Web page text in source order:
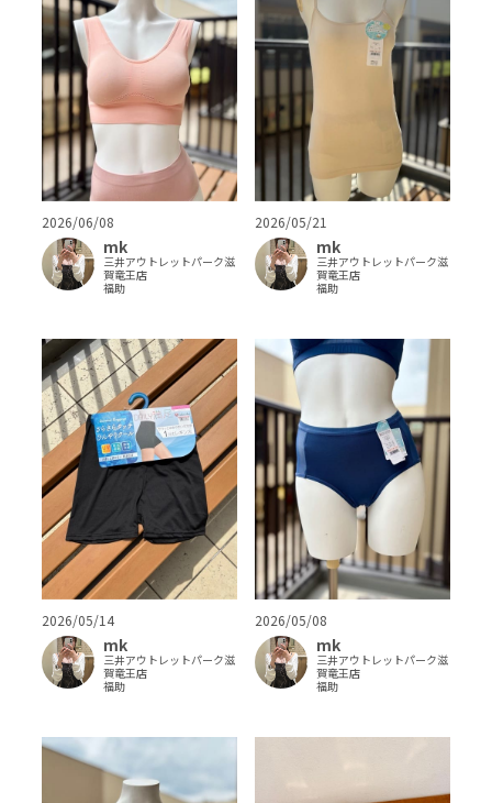
2026/06/08
mk
三井アウトレットパーク滋
賀竜王店
福助
2026/05/21
mk
三井アウトレットパーク滋
賀竜王店
福助
2026/05/14
mk
三井アウトレットパーク滋
賀竜王店
福助
2026/05/08
mk
三井アウトレットパーク滋
賀竜王店
福助